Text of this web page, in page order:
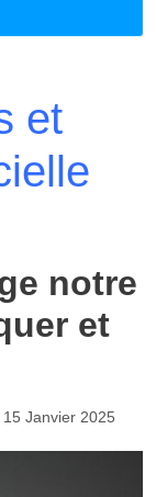
et
notre
et
Janvier 2025